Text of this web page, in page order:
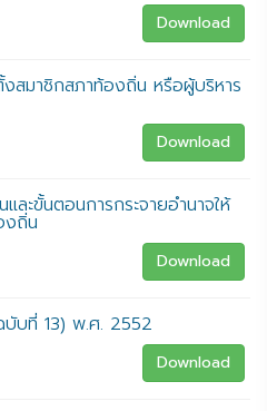
Download
สมาชิกสภาท้องถิ่น หรือผู้บริหาร
Download
ะขั้นตอนการกระจายอำนาจให้
งถิ่น
Download
บที่ 13) พ.ศ. 2552
Download